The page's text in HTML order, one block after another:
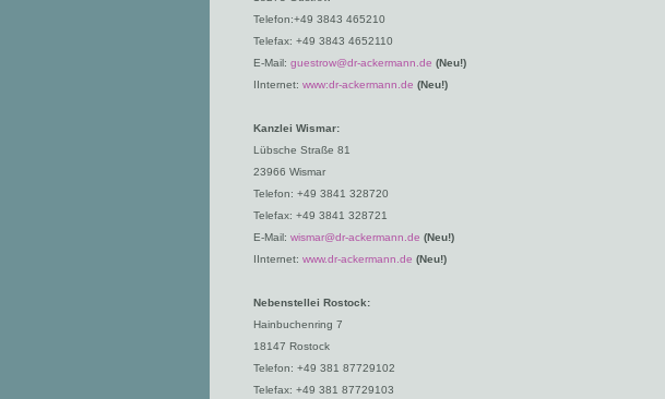
Telefon:+49 3843 465210
Telefax: +49 3843 4652110
E-Mail: guestrow@dr-ackermann.de (Neu!)
IInternet: www:dr-ackermann.de (Neu!)
Kanzlei Wismar:
Lübsche Straße 81
23966 Wismar
Telefon: +49 3841 328720
Telefax: +49 3841 328721
E-Mail: wismar@dr-ackermann .de (Neu!)
IInternet: www.dr-ackermann.de (Neu!)
Nebenstellei Rostock:
Hainbuchenring 7
18147 Rostock
Telefon: +49 381 87729102
Telefax: +49 381 87729103